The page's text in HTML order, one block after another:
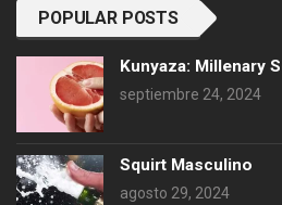
POPULAR POSTS
Kunyaza: Millenary
septiembre 24, 2024
Squirt Masculino
agosto 29, 2024